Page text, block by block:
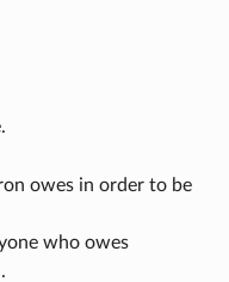
owes in order to be
who owes